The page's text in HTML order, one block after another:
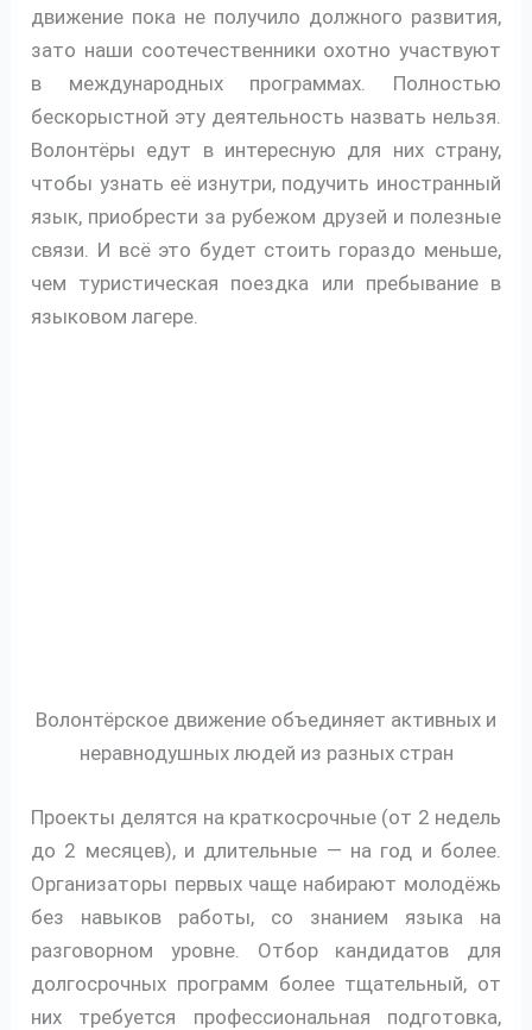
движение пока не получило должного развития,
зато наши соотечественники охотно участвуют
в международных программах. Полностью
бескорыстной эту деятельность назвать нельзя.
Волонтёры едут в интересную для них страну,
чтобы узнать её изнутри, подучить иностранный
язык, приобрести за рубежом друзей и полезные
связи. И всё это будет стоить гораздо меньше,
чем туристическая поездка или пребывание в
языковом лагере.
Волонтёрское движение объединяет активных и
неравнодушных людей из разных стран
Проекты делятся на краткосрочные (от 2 недель
до 2 месяцев), и длительные — на год и более.
Организаторы первых чаще набирают молодёжь
без навыков работы, со знанием языка на
разговорном уровне. Отбор кандидатов для
долгосрочных программ более тщательный, от
них требуется профессиональная подготовка,